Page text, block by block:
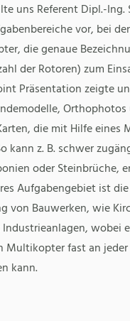
uns Referent Dipl.-Ing.
vor, bei
die genaue
der Rotoren) zum
Präsentation zeigte
Orthophotos
die mit Hilfe eines
kann z. B. schwer
oder Steinbrüche,
Aufgabengebiet ist die
von Bauwerken, wie
wobei
Multikopter fast an
kann.